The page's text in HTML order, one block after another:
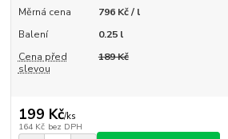
Měrná cena
796 Kč / l
Balení
0.25 l
Cena před
slevou
189 Kč
199 Kč/ks
164 Kč bez DPH